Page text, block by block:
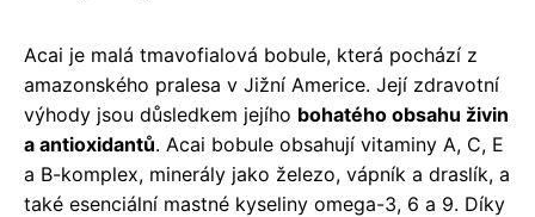
Acai je malá tmavofialová bobule, která pochází z
amazonského pralesa v Jižní Americe. Její zdravotní
výhody jsou důsledkem jejího bohatého obsahu živin
a antioxidantů. Acai bobule obsahují vitaminy A, C, E
a B-komplex, minerály jako železo, vápník a draslík, a
také esenciální mastné kyseliny omega-3, 6 a 9. Díky